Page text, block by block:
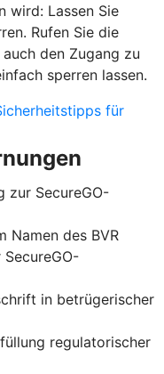
wird: Lassen Sie
Rufen Sie die
auch den Zugang zu
sperren lassen.
für
zur SecureGO-
Namen des BVR
in betrügerischer
regulatorischer